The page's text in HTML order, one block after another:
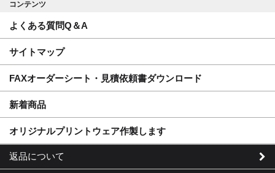
コンテンツ
よくある質問Q＆A
サイトマップ
FAXオーダーシート・見積依頼書ダウンロード
新着商品
オリジナルプリントウェア作製します
返品について